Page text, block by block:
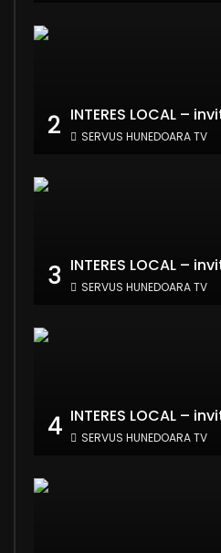
2 SERVUS HUNEDOARA TV
3 SERVUS HUNEDOARA TV
4 SERVUS HUNEDOARA TV